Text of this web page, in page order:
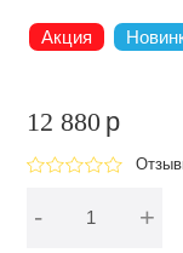
Акция
12 880 p
- +